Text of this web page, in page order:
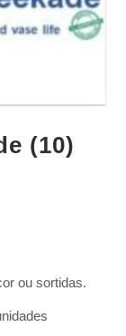
(10)
ou sortidas.